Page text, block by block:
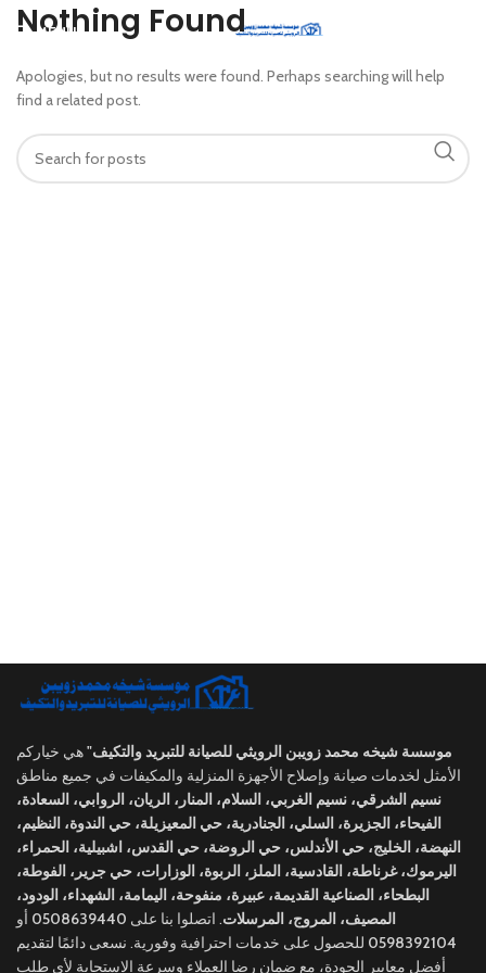
MENU
Nothing Found
Apologies, but no results were found. Perhaps searching will help
find a related post.
موسسة شيخه محمد زويبن الرويثي للصيانة للتبريد والتكيف"هي خياركم
الأمثل لخدمات صيانة وإصلاح الأجهزة المنزلية والمكيفات في جميع مناطق
نسيم الشرقي، نسيم الغربي، السلام، المنار، الريان، الروابي، السعادة،
الفيحاء، الجزيرة، السلي، الجنادرية، حي المعيزيلة، حي الندوة، النظيم،
النهضة، الخليج، حي الأندلس، حي الروضة، حي القدس، اشبيلية، الحمراء،
اليرموك، غرناطة، القادسية، الملز، الربوة، الوزارات، حي جرير، الفوطة،
البطحاء، الصناعية القديمة، عبيرة، منفوحة، اليمامة، الشهداء، الودود،
المصيف، المروج، المرسلات. اتصلوا بنا على 0508639440 أو
0598392104 للحصول على خدمات احترافية وفورية. نسعى دائمًا لتقديم
أفضل معايير الجودة، مع ضمان رضا العملاء وسرعة الاستجابة لأي طلب